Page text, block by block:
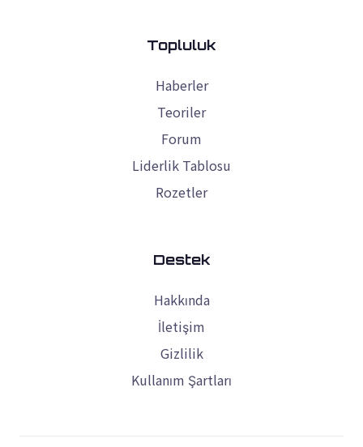
Topluluk
Haberler
Teoriler
Forum
Liderlik Tablosu
Rozetler
Destek
Hakkında
İletişim
Gizlilik
Kullanım Şartları